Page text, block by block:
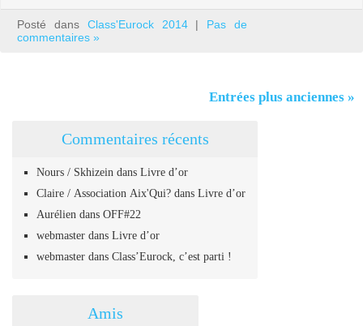
Posté dans Class'Eurock 2014| Pas de
commentaires »
Entrées plus anciennes »
Commentaires récents
Nours / Skhizein dans Livre d’or
Claire / Association Aix'Qui? dans Livre d’or
Aurélien dans OFF#22
webmaster dans Livre d’or
webmaster dans Class’Eurock, c’est parti !
Amis